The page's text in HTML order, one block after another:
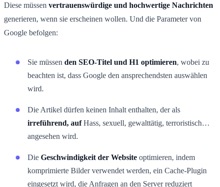
Diese müssen vertrauenswürdige und hochwertige Nachrichten
generieren, wenn sie erscheinen wollen. Und die Parameter von
Google befolgen:
Sie müssen den SEO-Titel und H1 optimieren, wobei zu
beachten ist, dass Google den ansprechendsten auswählen
wird.
Die Artikel dürfen keinen Inhalt enthalten, der als
irreführend, aufHass, sexuell, gewalttätig, terroristisch…
angesehen wird.
Die Geschwindigkeit der Website optimieren, indem
komprimierte Bilder verwendet werden, ein Cache-Plugin
eingesetzt wird, die Anfragen an den Server reduziert